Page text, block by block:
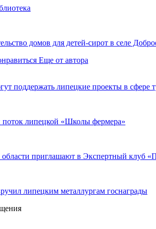
домов для детей-сирот в селе
Еще от автора
поддержать липецкие проекты в сфере
поток липецкой «Школы фермера»
приглашают в Экспертный клуб
липецким металлургам госнаграды